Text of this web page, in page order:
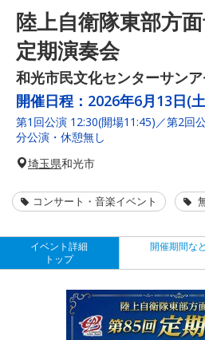
陸上自衛隊東部方
定期演奏会
和光市民文化センターサン
開催日程： 2026年6月13日(
第1回公演 12:30(開場11:45)／第2
分公演・休憩無し
埼玉県和光市
コンサート・音楽イベント
イベント詳細
トップ
開催期間な